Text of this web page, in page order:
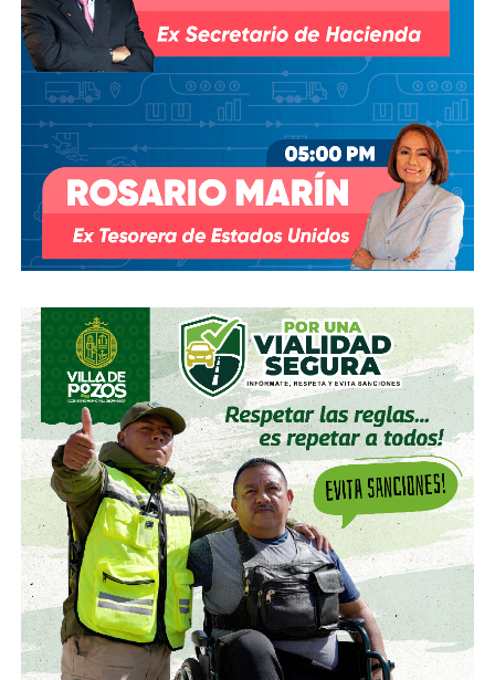
una petición del gobernador Ricardo Gallardo Cardona con
un “a lo mejor se lo cambiamos” que no derivó en ningún
trámite documentado; y desde 2025, la Comisión Nacional
del Agua asegura estar “evaluando” el retiro de la
concesión, hasta el momento, sin resolución.
También lee:Diputada pide poner un alto a la empresa de
El Realito